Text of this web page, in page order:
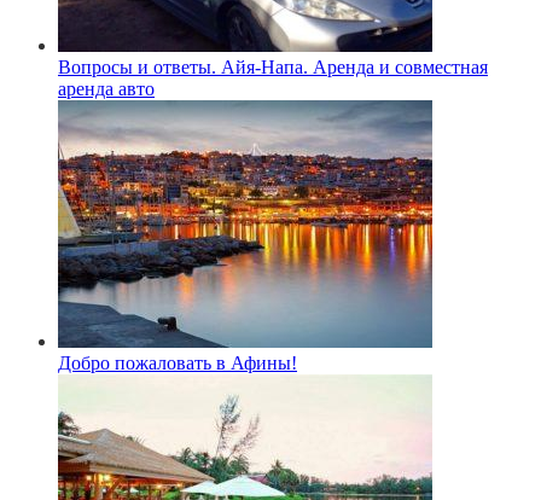
Вопросы и ответы. Айя-Напа. Аренда и совместная
аренда авто
Добро пожаловать в Афины!